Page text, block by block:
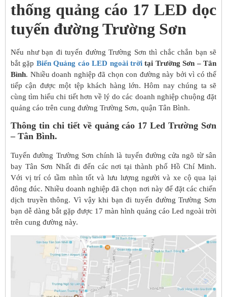
thống quảng cáo 17 LED dọc
tuyến đường Trường Sơn
Nếu như bạn đi tuyến đường Trường Sơn thì chắc chắn bạn sẽ
bắt gặp Biển Quảng cáo LED ngoài trời tại Trường Sơn – Tân
Bình. Nhiều doanh nghiệp đã chọn con đường này bởi vì có thể
tiếp cận được một tệp khách hàng lớn. Hôm nay chúng ta sẽ
cùng tìm hiểu chi tiết hơn về lý do các doanh nghiệp chuộng đặt
quảng cáo trên cung đường Trường Sơn, quận Tân Bình.
Thông tin chi tiết về quảng cáo 17 Led Trường Sơn
– Tân Bình.
Tuyến đường Trường Sơn chính là tuyến đường cửa ngõ từ sân
bay Tân Sơn Nhất đi đến các nơi tại thành phố Hồ Chí Minh.
Với vị trí có tầm nhìn tốt và lưu lượng người và xe cộ qua lại
đông đúc. Nhiều doanh nghiệp đã chọn nơi này để đặt các chiến
dịch truyền thông. Vì vậy khi bạn đi tuyến đường Trường Sơn
bạn dễ dàng bắt gặp được 17 màn hình quảng cáo Led ngoài trời
trên cung đường này.